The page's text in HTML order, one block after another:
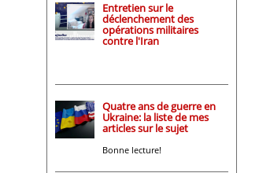
Entretien sur le
déclenchement des
opérations militaires
contre l'Iran
Quatre ans de guerre en
Ukraine: la liste de mes
articles sur le sujet
Bonne lecture!